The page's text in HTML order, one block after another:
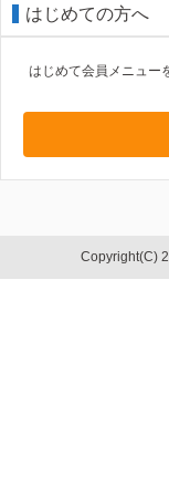
はじめての方へ
はじめて会員メニュー
Copyright(C)